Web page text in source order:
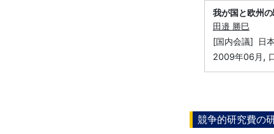
我が国と欧州
田邉 勝巳
[国内会議] 日
2009年06月 ,
競争的研究費の